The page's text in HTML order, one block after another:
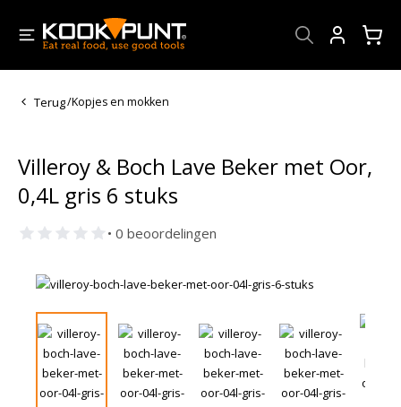
Terug/Kopjes en mokken
Villeroy & Boch Lave Beker met Oor,
0,4L gris 6 stuks
• 0 beoordelingen